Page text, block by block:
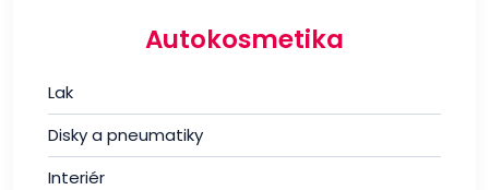
Autokosmetika
Lak
Disky a pneumatiky
Interiér